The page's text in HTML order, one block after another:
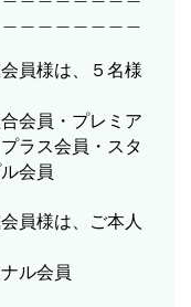
員様は、５名様
会員・プレミア
ラス会員・スタ
会員
員様は、ご本人
ル会員